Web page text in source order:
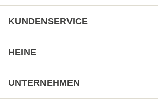
KUNDENSERVICE
HEINE
UNTERNEHMEN